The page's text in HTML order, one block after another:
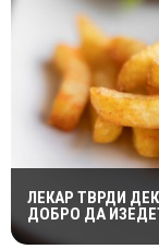
ЛЕКАР ТВРДИ
ДОБРО ДА